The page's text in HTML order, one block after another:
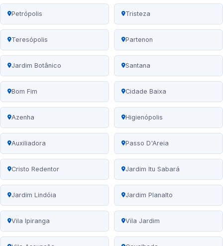
Petrópolis Tristeza
Teresópolis Partenon
Jardim Botânico Santana
Bom Fim Cidade Baixa
Azenha Higienópolis
Auxiliadora Passo D'Areia
Cristo Redentor Jardim Itu Sabará
Jardim Lindóia Jardim Planalto
Vila Ipiranga Vila Jardim